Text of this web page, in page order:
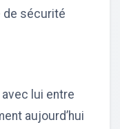
de sécurité
lui entre
aujourd’hui